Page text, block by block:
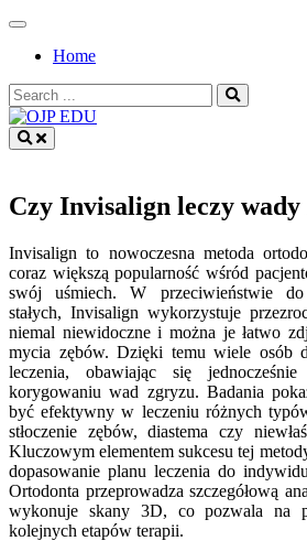
Skip
contentHome
Search
for:
Czy Invisalign leczy wady
Invisalign to nowoczesna metoda
coraz większą popularność wśród
swój uśmiech. W przeciwieństwie
stałych, Invisalign wykorzystuje
niemal niewidoczne i można je łatwo
mycia zębów. Dzięki temu wiele osób
leczenia, obawiając się
korygowaniu wad zgryzu. Badania
być efektywny w leczeniu różnych
stłoczenie zębów, diastema czy
Kluczowym elementem sukcesu tej
dopasowanie planu leczenia do
Ortodonta przeprowadza szczegółową
wykonuje skany 3D, co pozwala na
kolejnych etapów terapii.